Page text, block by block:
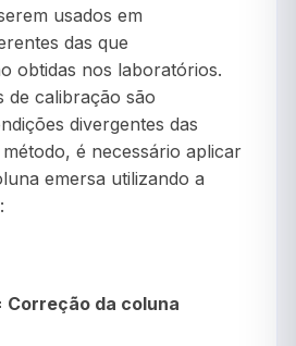
usados em
das que
obtidas nos laboratórios.
de calibração são
divergentes das
é necessário aplicar
emersa utilizando a
Correção da coluna